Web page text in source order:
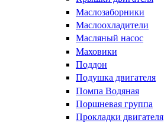
Маслозаборники
Маслоохладители
Масляный насос
Маховики
Поддон
Подушка двигателя
Помпа Водяная
Поршневая группа
Прокладки двигателя